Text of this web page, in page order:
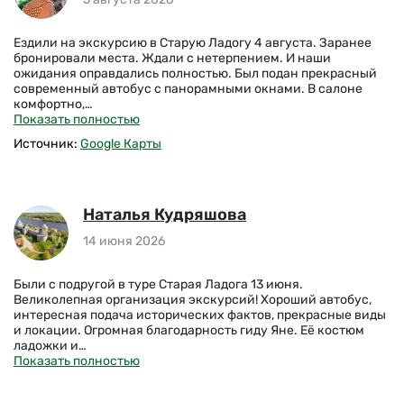
Ездили на экскурсию в Старую Ладогу 4 августа. Заранее
бронировали места. Ждали с нетерпением. И наши
ожидания оправдались полностью. Был подан прекрасный
современный автобус с панорамными окнами. В салоне
комфортно,…
Показать полностью
Источник: Google Карты
Наталья Кудряшова
14 июня 2026
Были с подругой в туре Старая Ладога 13 июня.
Великолепная организация экскурсий! Хороший автобус,
интересная подача исторических фактов, прекрасные виды
и локации. Огромная благодарность гиду Яне. Её костюм
ладожки и…
Показать полностью